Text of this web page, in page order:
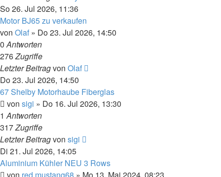
So 26. Jul 2026, 11:36
Motor BJ65 zu verkaufen
von Olaf » Do 23. Jul 2026, 14:50
0Antworten
276Zugriffe
Letzter Beitragvon Olaf
Do 23. Jul 2026, 14:50
67 Shelby Motorhaube Fiberglas
von sigi » Do 16. Jul 2026, 13:30
1Antworten
317Zugriffe
Letzter Beitragvon sigi
Di 21. Jul 2026, 14:05
Aluminium Kühler NEU 3 Rows